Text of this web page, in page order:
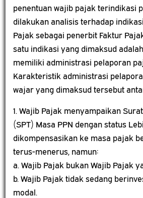
penentuan wajib pajak terindikasi
dilakukan analisis terhadap
Pajak sebagai penerbit Faktur
satu indikasi yang dimaksud
memiliki administrasi pelaporan
Karakteristik administrasi
wajar yang dimaksud tersebut
1. Wajib Pajak menyampaikan
(SPT) Masa PPN dengan status
dikompensasikan ke masa pajak
terus-menerus, namun:
a. Wajib Pajak bukan Wajib Pajak
b. Wajib Pajak tidak sedang
modal.